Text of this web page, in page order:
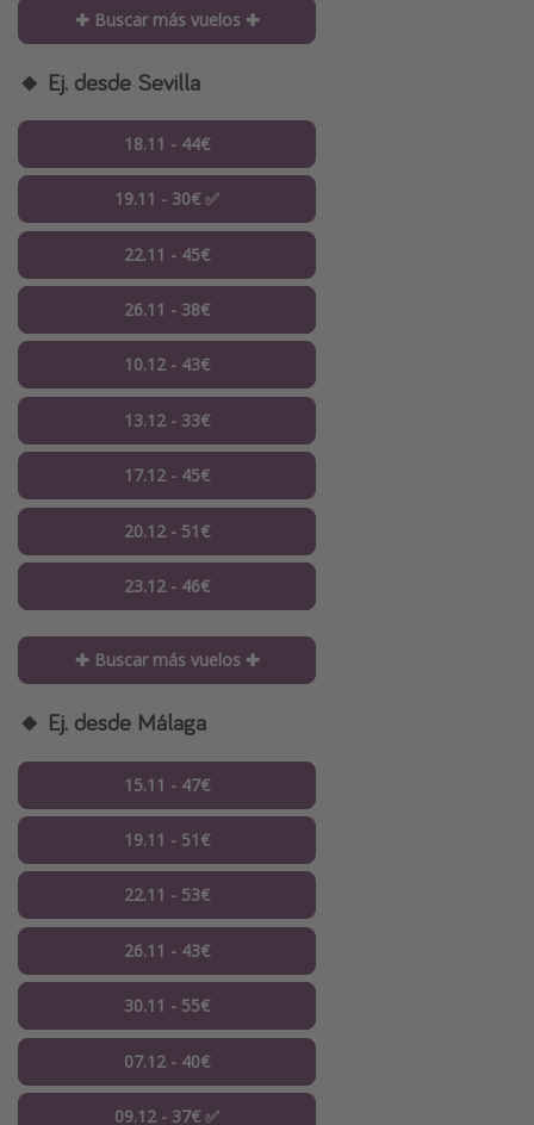
✚ Buscar más vuelos ✚
🔸 Ej. desde Sevilla
18.11 - 44€
19.11 - 30€ ✅
22.11 - 45€
26.11 - 38€
10.12 - 43€
13.12 - 33€
17.12 - 45€
20.12 - 51€
23.12 - 46€
✚ Buscar más vuelos ✚
🔸 Ej. desde Málaga
15.11 - 47€
19.11 - 51€
22.11 - 53€
26.11 - 43€
30.11 - 55€
07.12 - 40€
09.12 - 37€ ✅